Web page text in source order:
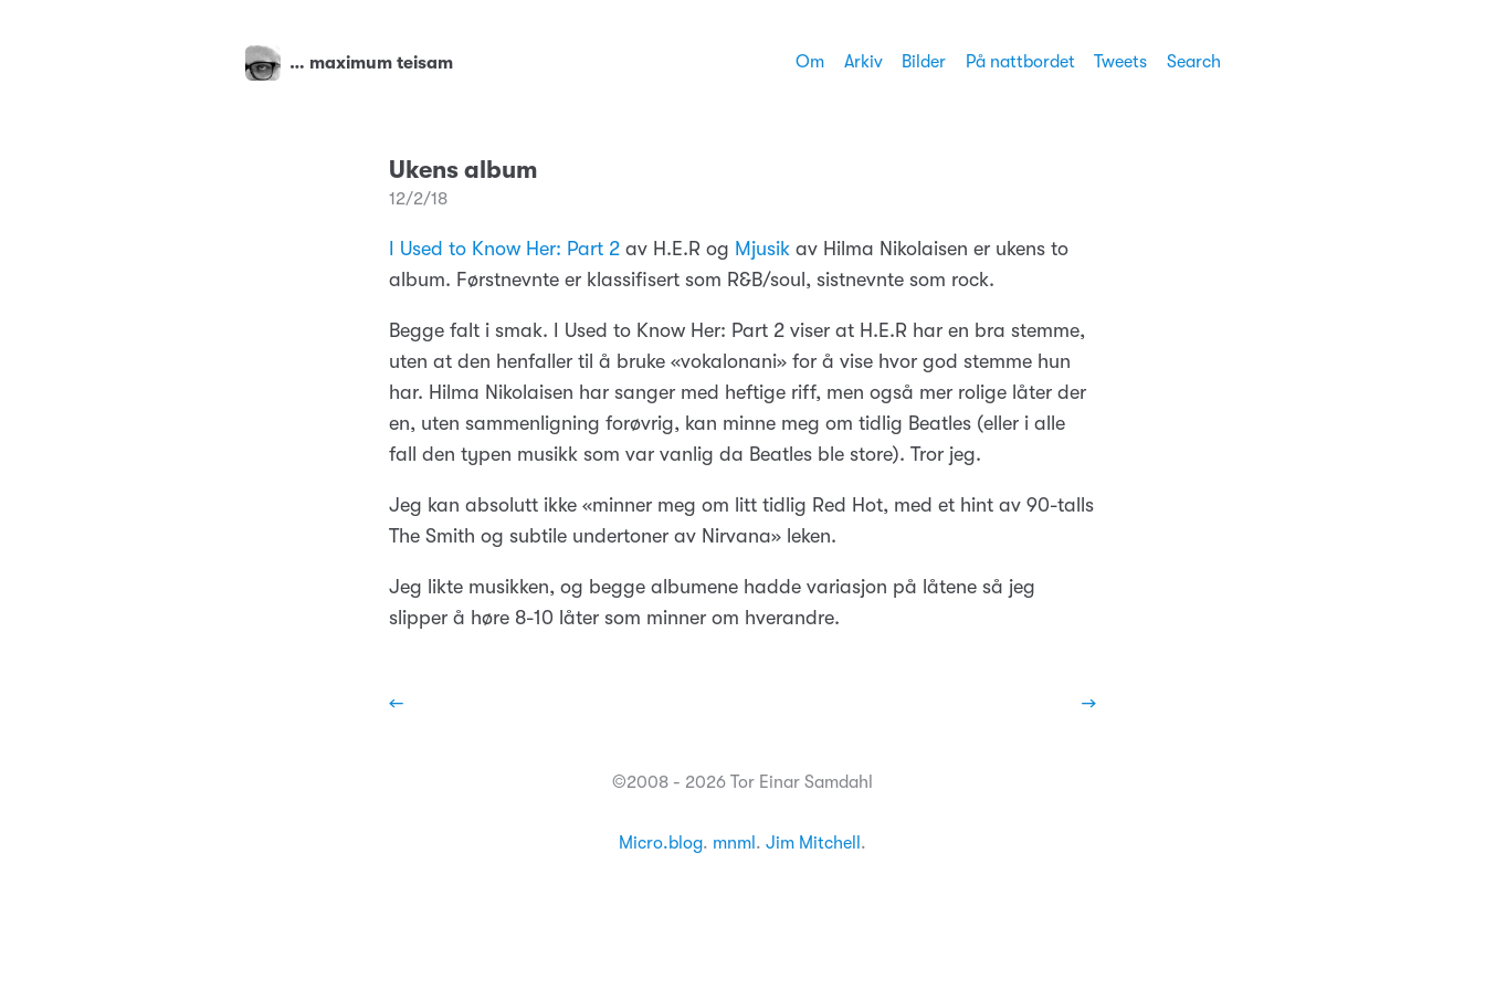
… maximum teisam Om Arkiv Bilder På nattbordet Tweets Search
Ukens album
12/2/18
I Used to Know Her: Part 2 av H.E.R og Mjusik av Hilma Nikolaisen er ukens to
album. Førstnevnte er klassifisert som R&B/soul, sistnevnte som rock.
Begge falt i smak. I Used to Know Her: Part 2 viser at H.E.R har en bra stemme,
uten at den henfaller til å bruke «vokalonani» for å vise hvor god stemme hun
har. Hilma Nikolaisen har sanger med heftige riff, men også mer rolige låter der
en, uten sammenligning forøvrig, kan minne meg om tidlig Beatles (eller i alle
fall den typen musikk som var vanlig da Beatles ble store). Tror jeg.
Jeg kan absolutt ikke «minner meg om litt tidlig Red Hot, med et hint av 90-talls
The Smith og subtile undertoner av Nirvana» leken.
Jeg likte musikken, og begge albumene hadde variasjon på låtene så jeg
slipper å høre 8-10 låter som minner om hverandre.
← →
©2008 - 2026 Tor Einar Samdahl
Micro.blog. mnml . Jim Mitchell .